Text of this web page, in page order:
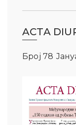
ACTA
Број 78